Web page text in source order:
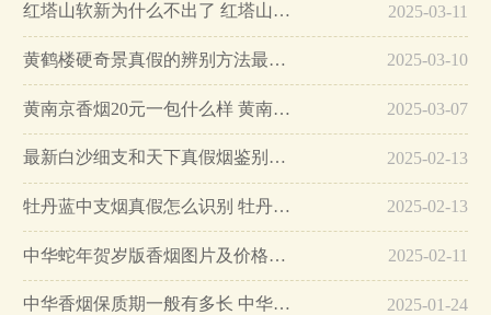
红塔山软新为什么不出了 红塔山软新烟停售原因详解… 2025-03-11
黄鹤楼硬奇景真假的辨别方法最简单版… 2025-03-10
黄南京香烟20元一包什么样 黄南京香烟真假鉴别… 2025-03-07
最新白沙细支和天下真假烟鉴别指南… 2025-02-13
牡丹蓝中支烟真假怎么识别 牡丹蓝中支烟真假鉴别带图… 2025-02-13
中华蛇年贺岁版香烟图片及价格大全… 2025-02-11
中华香烟保质期一般有多长 中华香烟保质期在哪里看的… 2025-01-24